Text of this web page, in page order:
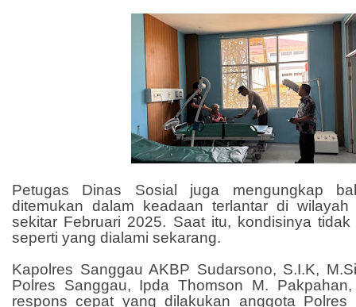
Petugas Dinas Sosial juga mengungkap
ditemukan dalam keadaan terlantar di wilayah
sekitar Februari 2025. Saat itu, kondisinya
seperti yang dialami sekarang.
Kapolres Sanggau AKBP Sudarsono, S.I.K,
Polres Sanggau, Ipda Thomson M.
respons cepat yang dilakukan anggota Polres